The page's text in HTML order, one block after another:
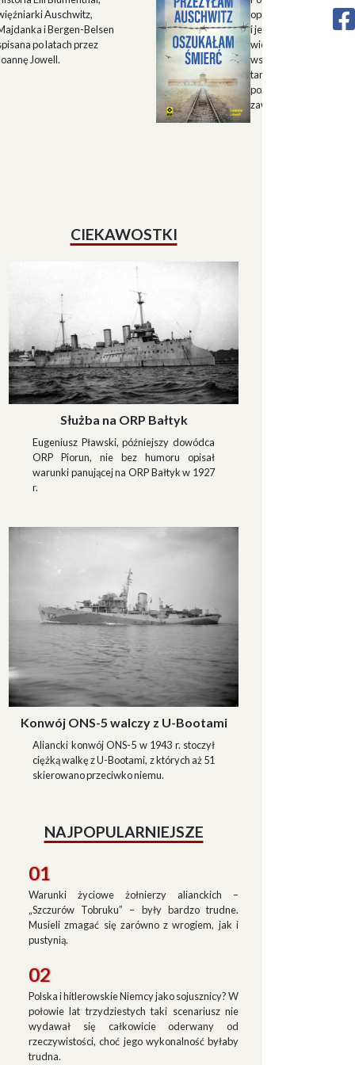
Auschwitz,
i Bergen-Belsen
po latach przez
Jowell.
opisu historii Górnego
i jego mieszkańców w
wieku oraz zapisu
wspomnień
tamtych terenów, które
pozwalają lepiej
zawiłe koleje losu
CIEKAWOSTKI
Służba na ORP Bałtyk
Eugeniusz Pławski, późniejszy dowódca
ORP Piorun, nie bez humoru opisał
warunki panującej na ORP Bałtyk w 1927
r.
Konwój ONS-5 walczy z U-Bootami
Aliancki konwój ONS-5 w 1943 r. stoczył
ciężką walkę z U-Bootami, z których aż 51
skierowano przeciwko niemu.
NAJPOPULARNIEJSZE
01
Warunki życiowe żołnierzy alianckich –
„Szczurów Tobruku” – były bardzo trudne.
Musieli zmagać się zarówno z wrogiem, jak i
pustynią.
02
Polska i hitlerowskie Niemcy jako sojusznicy? W
połowie lat trzydziestych taki scenariusz nie
wydawał się całkowicie oderwany od
rzeczywistości, choć jego wykonalność byłaby
trudna.